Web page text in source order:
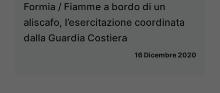
Formia / Fiamme a bordo di un
aliscafo, l’esercitazione coordinata
dalla Guardia Costiera
16 Dicembre 2020